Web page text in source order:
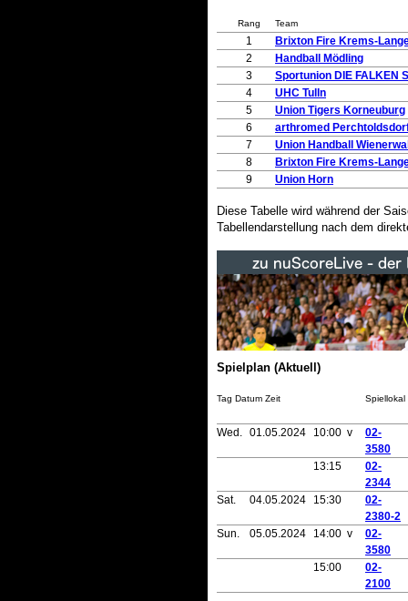
Rang Team
1
Brixton Fire Krems-
2
Handball Mödling
3
Sportunion DIE FALKEN
4
UHC Tulln
5
Union Tigers Korneuburg
6
arthromed
7
Union Handball
8
Brixton Fire Krems-
9
Union Horn
Diese Tabelle wird während der
Tabellendarstellung nach dem
Spielplan (Aktuell)
Tag Datum Zeit Spiellokal
Wed. 01.05.2024 10:00 v
02-
3580
13:15
02-
2344
Sat.
04.05.2024 15:30
02-
2380-2
Sun.
05.05.2024 14:00 v
02-
3580
15:00
02-
2100